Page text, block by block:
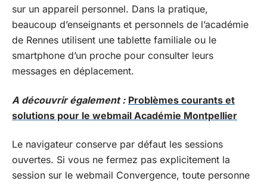
sur un appareil personnel. Dans la pratique,
beaucoup d’enseignants et personnels de l’académie
de Rennes utilisent une tablette familiale ou le
smartphone d’un proche pour consulter leurs
messages en déplacement.
A découvrir également : Problèmes courants et
solutions pour le webmail Académie Montpellier
Le navigateur conserve par défaut les sessions
ouvertes. Si vous ne fermez pas explicitement la
session sur le webmail Convergence, toute personne